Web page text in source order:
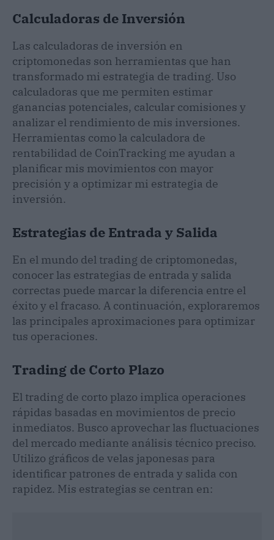
Calculadoras de Inversión
Las calculadoras de inversión en
criptomonedas son herramientas que han
transformado mi estrategia de trading. Uso
calculadoras que me permiten estimar
ganancias potenciales, calcular comisiones y
analizar el rendimiento de mis inversiones.
Herramientas como la calculadora de
rentabilidad de CoinTracking me ayudan a
planificar mis movimientos con mayor
precisión y a optimizar mi estrategia de
inversión.
Estrategias de Entrada y Salida
En el mundo del trading de criptomonedas,
conocer las estrategias de entrada y salida
correctas puede marcar la diferencia entre el
éxito y el fracaso. A continuación, exploraremos
las principales aproximaciones para optimizar
tus operaciones.
Trading de Corto Plazo
El trading de corto plazo implica operaciones
rápidas basadas en movimientos de precio
inmediatos. Busco aprovechar las fluctuaciones
del mercado mediante análisis técnico preciso.
Utilizo gráficos de velas japonesas para
identificar patrones de entrada y salida con
rapidez. Mis estrategias se centran en: